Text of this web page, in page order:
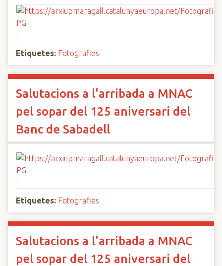
Etiquetes: Fotografies
Salutacions a l'arribada a MNAC
pel sopar del 125 aniversari del
Banc de Sabadell
Etiquetes: Fotografies
Salutacions a l'arribada a MNAC
pel sopar del 125 aniversari del